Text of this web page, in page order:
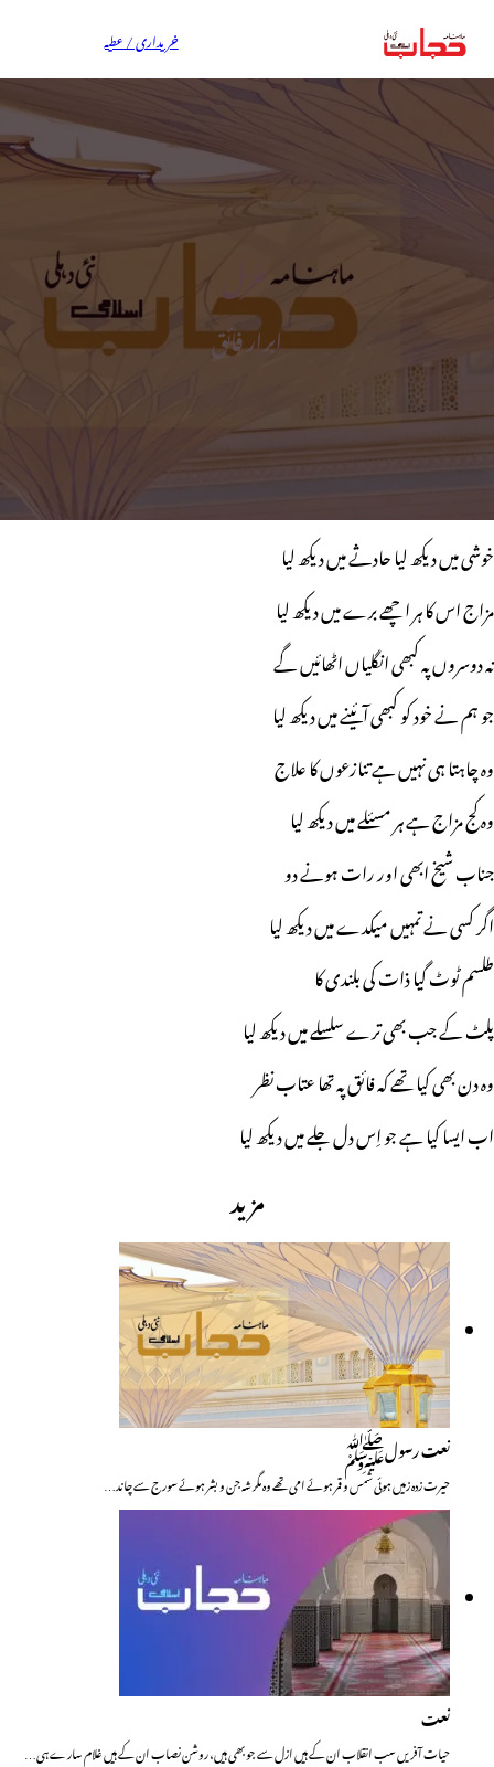
خریداری / عطیہ
غزل
ابرار فائق
خوشی میں دیکھ لیا حادثے میں دیکھ لیا
مزاج اس کا ہر اچھے برے میں دیکھ لیا
نہ دوسروں پہ کبھی انگلیاں اٹھائیں گے
جو ہم نے خود کو کبھی آئینے میں دیکھ لیا
وہ چاہتا ہی نہیں ہے تنازعوں کا علاج
وہ کج مزاج ہے ہر مسئلے میں دیکھ لیا
جناب شیخ ابھی اور رات ہونے دو
اگر کسی نے تمہیں میکدے میں دیکھ لیا
طلسم ٹوٹ گیا ذات کی بلندی کا
پلٹ کے جب بھی ترے سلسلے میں دیکھ لیا
وہ دن بھی کیا تھے کہ فائق پہ تھا عتاب نظر
اب ایسا کیا ہے جو اِس دل جلے میں دیکھ لیا
مزید
نعت رسولﷺ
حیرت زدہ زمیں ہوئی شمس و قمر ہوئے امی تھے وہ مگر شہ جن و بشر ہوئے سورج سے چاند…
نعت
حیات آفریں سب انقلاب ان کے ہیں ازل سے جو بھی ہیں، روشن نصاب ان کے ہیں غلام سارے ہی…